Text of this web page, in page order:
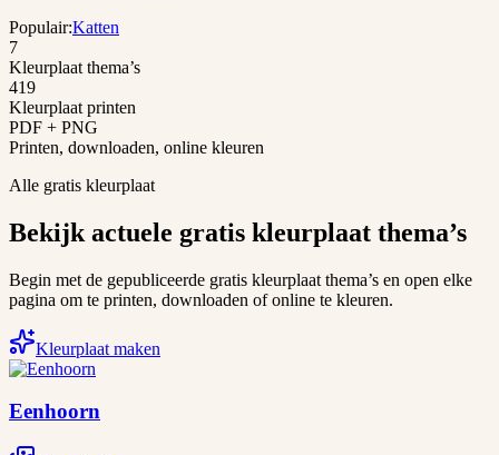
Populair:Katten
7
Kleurplaat thema’s
419
Kleurplaat printen
PDF + PNG
Printen, downloaden, online kleuren
Alle gratis kleurplaat
Bekijk actuele gratis kleurplaat thema’s
Begin met de gepubliceerde gratis kleurplaat thema’s en open elke
pagina om te printen, downloaden of online te kleuren.
Kleurplaat maken
Eenhoorn